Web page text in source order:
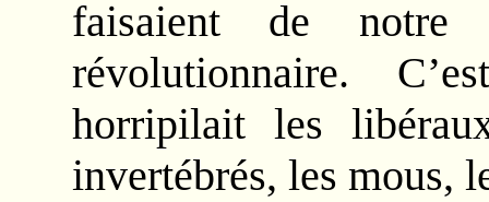
faisaient de notre
révolutionnaire.
horripilait les
invertébrés, les mous,